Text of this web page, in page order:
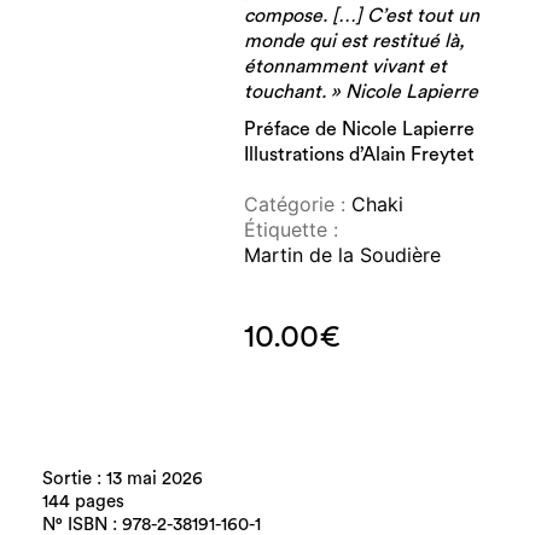
compose. […] C’est tout un
monde qui est restitué là,
étonnamment vivant et
touchant. » Nicole Lapierre
Préface de Nicole Lapierre
Illustrations d’Alain Freytet
Catégorie : Chaki
Étiquette :
Martin de la Soudière
10.00€
Sortie : 13 mai 2026
144 pages
N° ISBN : 978-2-38191-160-1